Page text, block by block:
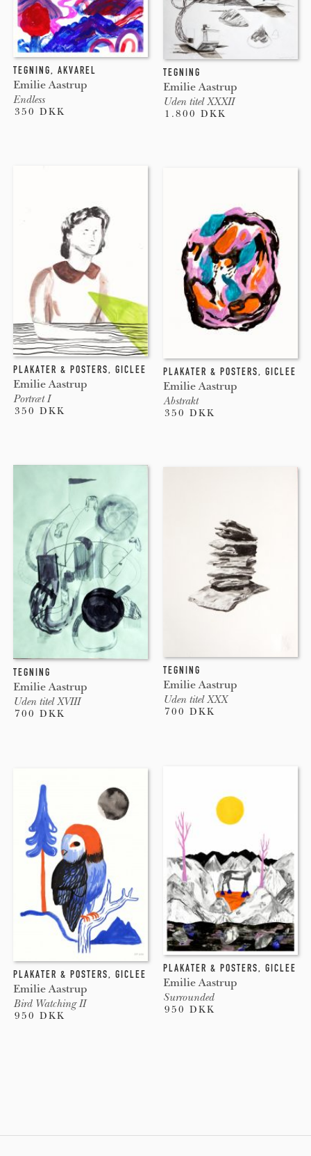
TEGNING, AKVAREL
Emilie Aastrup
Endless
350 DKK
TEGNING
Emilie Aastrup
Uden titel XXXII
1.800 DKK
PLAKATER & POSTERS, GICLEE
Emilie Aastrup
Portræt I
350 DKK
PLAKATER & POSTERS, GICLEE
Emilie Aastrup
Abstrakt
350 DKK
TEGNING
Emilie Aastrup
Uden titel XVIII
700 DKK
TEGNING
Emilie Aastrup
Uden titel XXX
700 DKK
PLAKATER & POSTERS, GICLEE
Emilie Aastrup
Surrounded
950 DKK
PLAKATER & POSTERS, GICLEE
Emilie Aastrup
Bird Watching II
950 DKK